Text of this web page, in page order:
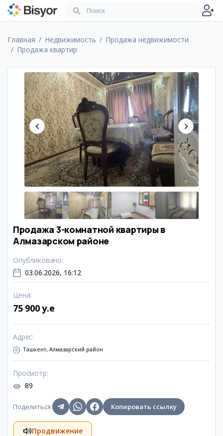
Главная Недвижимость
Продажа недвижимости
Продажа квартир
Продажа 3-комнатной квартиры в
Алмазарском районе
Опубликовано:
03.06.2026, 16:12
Цена:
75 900 y.e
Адрес:
Ташкент, Алмазарский район
Просмотр:
89
Поделиться: Копировать ссылку
Продвижение